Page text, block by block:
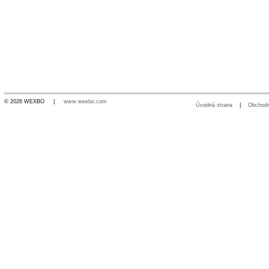
© 2026 WEXBO | www.wexbo.com
Úvodná strana